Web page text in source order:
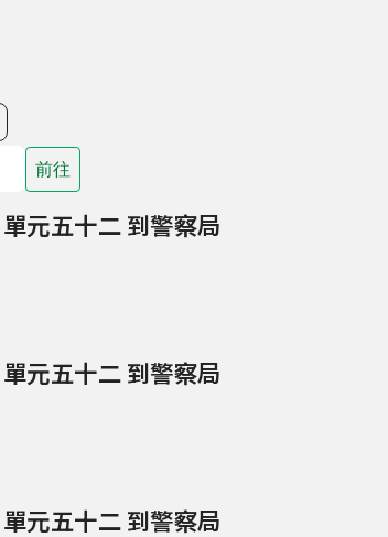
前往
元五十二 到警察局
元五十二 到警察局
元五十二 到警察局